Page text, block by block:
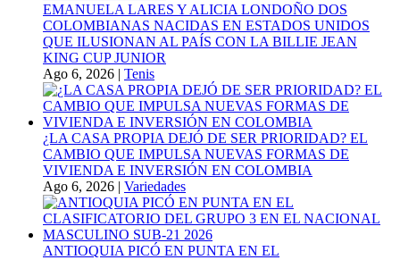
EMANUELA LARES Y ALICIA LONDOÑO DOS
COLOMBIANAS NACIDAS EN ESTADOS UNIDOS
QUE ILUSIONAN AL PAÍS CON LA BILLIE JEAN
KING CUP JUNIOR
Ago 6, 2026 | Tenis
¿LA CASA PROPIA DEJÓ DE SER PRIORIDAD? EL
CAMBIO QUE IMPULSA NUEVAS FORMAS DE
VIVIENDA E INVERSIÓN EN COLOMBIA
Ago 6, 2026 | Variedades
ANTIOQUIA PICÓ EN PUNTA EN EL